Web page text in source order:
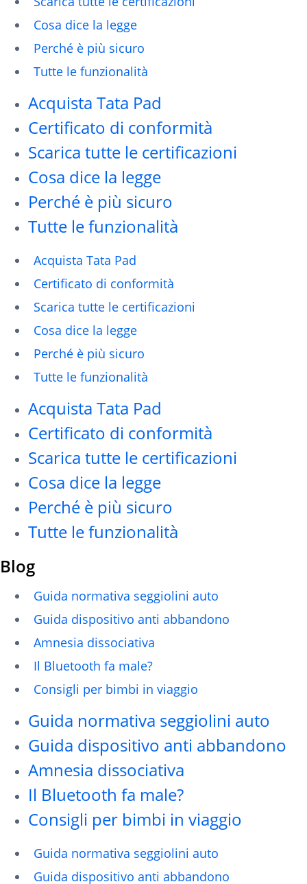
Cosa dice la legge
Perché è più sicuro
Tutte le funzionalità
Acquista Tata Pad
Certificato di conformità
Scarica tutte le certificazioni
Cosa dice la legge
Perché è più sicuro
Tutte le funzionalità
Acquista Tata Pad
Certificato di conformità
Scarica tutte le certificazioni
Cosa dice la legge
Perché è più sicuro
Tutte le funzionalità
Acquista Tata Pad
Certificato di conformità
Scarica tutte le certificazioni
Cosa dice la legge
Perché è più sicuro
Tutte le funzionalità
Blog
Guida normativa seggiolini auto
Guida dispositivo anti abbandono
Amnesia dissociativa
Il Bluetooth fa male?
Consigli per bimbi in viaggio
Guida normativa seggiolini auto
Guida dispositivo anti abbandono
Amnesia dissociativa
Il Bluetooth fa male?
Consigli per bimbi in viaggio
Guida normativa seggiolini auto
Guida dispositivo anti abbandono